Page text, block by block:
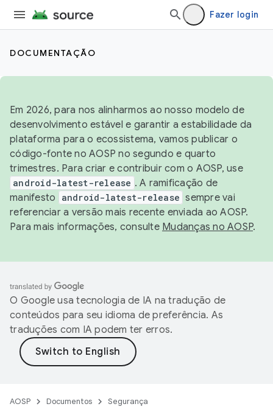
Fazer login
DOCUMENTAÇÃO
Em 2026, para nos alinharmos ao nosso modelo de
desenvolvimento estável e garantir a estabilidade da
plataforma para o ecossistema, vamos publicar o
código-fonte no AOSP no segundo e quarto
trimestres. Para criar e contribuir com o AOSP, use
android-latest-release . A ramificação de
manifesto
android-latest-release sempre vai
referenciar a versão mais recente enviada ao AOSP.
Para mais informações, consulte Mudanças no AOSP.
O Google usa tecnologia de IA na tradução de
conteúdos para seu idioma de preferência. As
traduções com IA podem ter erros.
AOSP Documentos Segurança